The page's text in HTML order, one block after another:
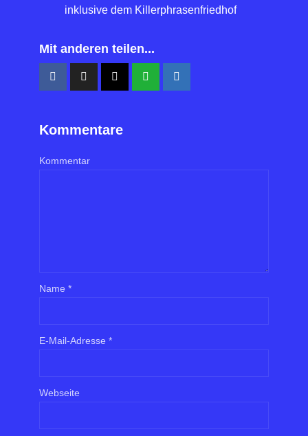
inklusive dem Killerphrasenfriedhof
Mit anderen teilen...
Kommentare
Kommentar
Name *
E-Mail-Adresse *
Webseite